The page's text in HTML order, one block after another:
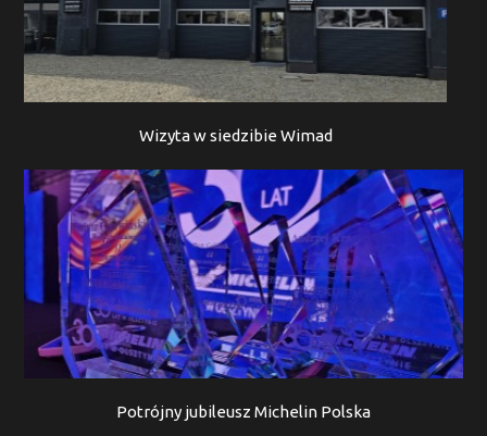
Wizyta w siedzibie Wimad
Potrójny jubileusz Michelin Polska